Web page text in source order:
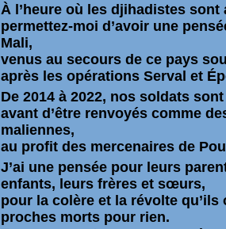
À l’heure où les djihadistes sont
permettez-moi d’avoir une
Mali,
venus au secours de ce pays
après les opérations Serval et
De 2014 à 2022, nos soldats
avant d’être renvoyés comme
maliennes,
au profit des mercenaires de
J’ai une pensée pour leurs
enfants, leurs frères et sœurs,
pour la colère et la révolte
proches morts pour rien.